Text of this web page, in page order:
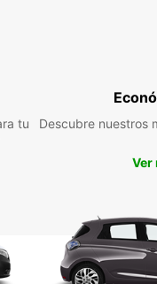
de alquiler
emblemáticos de
Castillo de
su coche
tu
Descubre nuestros
Ver